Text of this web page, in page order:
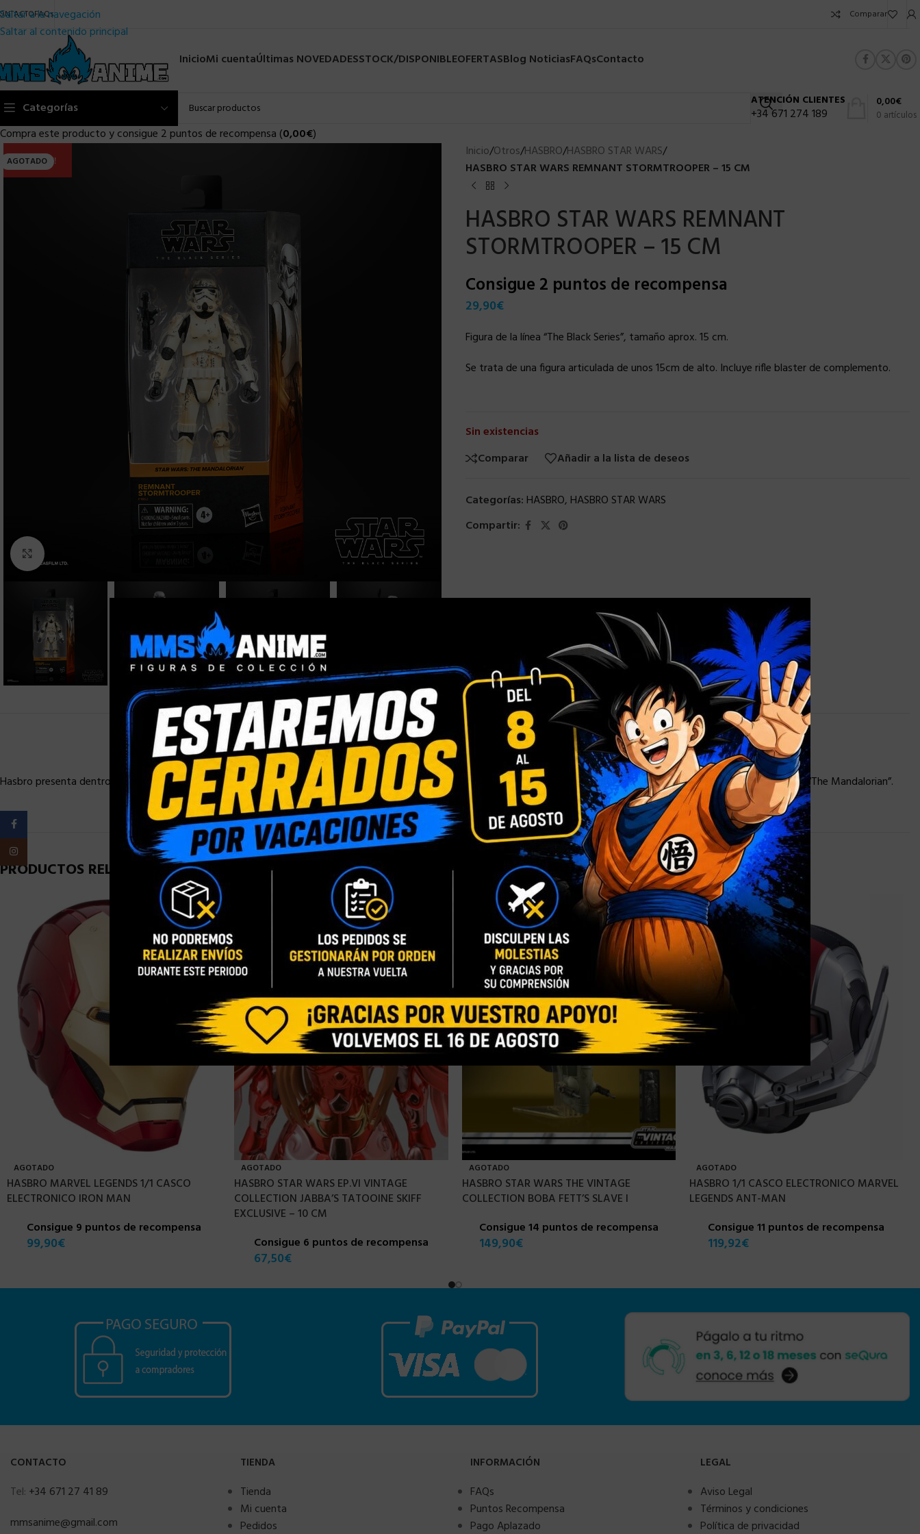
Saltar a la navegación
Saltar al contenido principal
FAQs Comparar
InicioMi cuentaÚltimas NOVEDADESSTOCK/DISPONIBLEOFERTASBlog NoticiasFAQsContacto
Categorías ATENCIÓN CLIENTES
+34 671 274 189 0 artículos
0,00€
Compra este producto y consigue 2 puntos de recompensa (0,00€)
AGOTADO
ULTIMA!! Inicio/Otros/HASBRO/HASBRO STAR WARS/
HASBRO STAR WARS REMNANT STORMTROOPER – 15 CM
HASBRO STAR WARS REMNANT
STORMTROOPER – 15 CM
Consigue 2 puntos de recompensa
29,90€
Figura de la línea “The Black Series”, tamaño aprox. 15 cm.
Se trata de una figura articulada de unos 15cm de alto. Incluye rifle blaster de complemento.
Sin existencias
Comparar
Añadir a la lista de deseos
Categorías: HASBRO, HASBRO STAR WARS
Compartir:
DESCRIPCIÓN INFORMACIÓN ADICIONALVALORACIONES (0)
Hasbro presenta dentro de su colección Black Series la figura del Remnant Stromtrooper, basado en el aspectoq ue presentan las tropas imperiales en la serie de TV Star Wars “The Mandalorian”.
PRODUCTOS RELACIONADOS
AGOTADO
HASBRO MARVEL LEGENDS 1/1 CASCO
ELECTRONICO IRON MAN
Consigue 9 puntos de recompensa
99,90€
AGOTADO
HASBRO STAR WARS EP.VI VINTAGE
COLLECTION JABBA’S TATOOINE SKIFF
EXCLUSIVE – 10 CM
Consigue 6 puntos de recompensa
67,50€
AGOTADO
HASBRO STAR WARS THE VINTAGE
COLLECTION BOBA FETT’S SLAVE I
Consigue 14 puntos de recompensa
149,90€
AGOTADO
HASBRO 1/1 CASCO ELECTRONICO MARVEL
LEGENDS ANT-MAN
Consigue 11 puntos de recompensa
119,92€
CONTACTO
Tel: +34 671 27 41 89
mmsanime@gmail.com
TIENDA
Tienda
Mi cuenta
Pedidos
INFORMACIÓN
FAQs
Puntos Recompensa
Pago Aplazado
LEGAL
Aviso Legal
Términos y condiciones
Política de privacidad